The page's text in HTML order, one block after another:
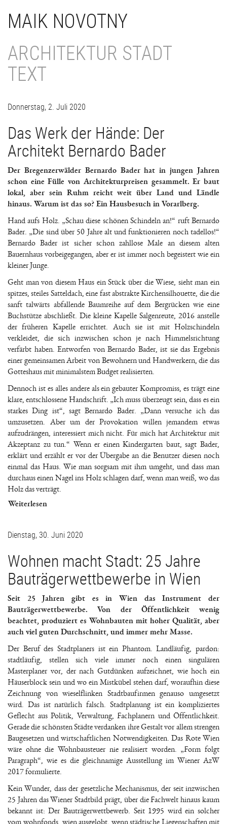
zum
InhaltMAIK NOVOTNY
ARCHITEKTUR STADT
TEXT
Donnerstag, 2. Juli 2020
Das Werk der Hände: Der
Architekt Bernardo Bader
Der Bregenzerwälder Bernardo Bader hat in jungen Jahren
schon eine Fülle von Architekturpreisen gesammelt. Er baut
lokal, aber sein Ruhm reicht weit über Land und Ländle
hinaus. Warum ist das so? Ein Hausbesuch in Vorarlberg.
Hand aufs Holz. „Schau diese schönen Schindeln an!“ ruft Bernardo
Bader. „Die sind über 50 Jahre alt und funktionieren noch tadellos!“
Bernardo Bader ist sicher schon zahllose Male an diesem alten
Bauernhaus vorbeigegangen, aber er ist immer noch begeistert wie ein
kleiner Junge.
Geht man von diesem Haus ein Stück über die Wiese, sieht man ein
spitzes, steiles Satteldach, eine fast abstrakte Kirchensilhouette, die die
sanft talwärts abfallende Baumreihe auf dem Bergrücken wie eine
Buchstütze abschließt. Die kleine Kapelle Salgenreute, 2016 anstelle
der früheren Kapelle errichtet. Auch sie ist mit Holzschindeln
verkleidet, die sich inzwischen schon je nach Himmelsrichtung
verfärbt haben. Entworfen von Bernardo Bader, ist sie das Ergebnis
einer gemeinsamen Arbeit von Bewohnern und Handwerkern, die das
Gotteshaus mit minimalstem Budget realisierten.
Dennoch ist es alles andere als ein gebauter Kompromiss, es trägt eine
klare, entschlossene Handschrift. „Ich muss überzeugt sein, dass es ein
starkes Ding ist“, sagt Bernardo Bader. „Dann versuche ich das
umzusetzen. Aber um der Provokation willen jemandem etwas
aufzudrängen, interessiert mich nicht. Für mich hat Architektur mit
Akzeptanz zu tun.“ Wenn er einen Kindergarten baut, sagt Bader,
erklärt und erzählt er vor der Übergabe an die Benutzer diesen noch
einmal das Haus. Wie man sorgsam mit ihm umgeht, und dass man
durchaus einen Nagel ins Holz schlagen darf, wenn man weiß, wo das
Holz das verträgt.
Weiterlesen
Dienstag, 30. Juni 2020
Wohnen macht Stadt: 25 Jahre
Bauträgerwettbewerbe in Wien
Seit 25 Jahren gibt es in Wien das Instrument der
Bauträgerwettbewerbe. Von der Öffentlichkeit wenig
beachtet, produziert es Wohnbauten mit hoher Qualität, aber
auch viel guten Durchschnitt, und immer mehr Masse.
Der Beruf des Stadtplaners ist ein Phantom. Landläufig, pardon:
stadtläufig, stellen sich viele immer noch einen singulären
Masterplaner vor, der nach Gutdünken aufzeichnet, wie hoch ein
Häuserblock sein und wo ein Mistkübel stehen darf, woraufhin diese
Zeichnung von wieselflinken Stadtbaufirmen genauso umgesetzt
wird. Das ist natürlich falsch. Stadtplanung ist ein kompliziertes
Geflecht aus Politik, Verwaltung, Fachplanern und Öffentlichkeit.
Gerade die schönsten Städte verdanken ihre Gestalt vor allem strengen
Baugesetzen und wirtschaftlichen Notwendigkeiten. Das Rote Wien
wäre ohne die Wohnbausteuer nie realisiert worden. „Form folgt
Paragraph“, wie es die gleichnamige Ausstellung im Wiener AzW
2017 formulierte.
Kein Wunder, dass der gesetzliche Mechanismus, der seit inzwischen
25 Jahren das Wiener Stadtbild prägt, über die Fachwelt hinaus kaum
bekannt ist: Der Bauträgerwettbewerb. Seit 1995 wird ein solcher
vom wohnfonds_wien ausgelobt, wenn städtische Liegenschaften mit